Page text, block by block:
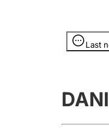
Last